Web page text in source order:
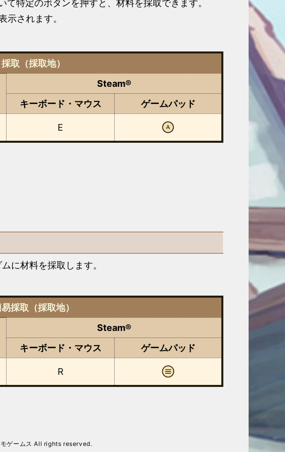
特定のボタンを押すと、材料を採取できます。
示されます。
取（採取地）
Steam®
キーボード・マウス
ゲームパッド
E
に材料を採取します。
採取（採取地）
Steam®
キーボード・マウス
ゲームパッド
R
ゲームス All rights reserved.